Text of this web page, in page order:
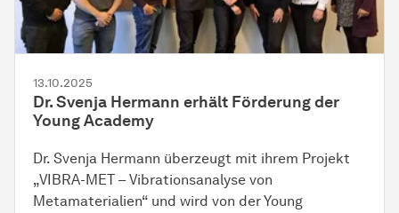
13.10.2025
Dr. Svenja Hermann erhält Förderung der
Young Academy
Dr. Svenja Hermann überzeugt mit ihrem Projekt
„VIBRA-MET – Vibrationsanalyse von
Metamaterialien“ und wird von der Young